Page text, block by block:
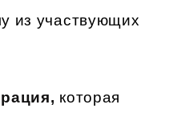
из участвующих
которая